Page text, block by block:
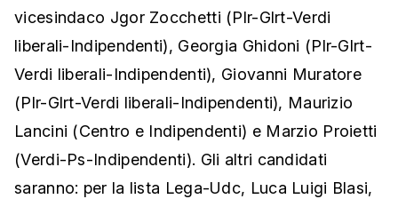
vicesindaco Jgor Zocchetti (Plr-Glrt-Verdi
liberali-Indipendenti), Georgia Ghidoni (Plr-Glrt-
Verdi liberali-Indipendenti), Giovanni Muratore
(Plr-Glrt-Verdi liberali-Indipendenti), Maurizio
Lancini (Centro e Indipendenti) e Marzio Proietti
(Verdi-Ps-Indipendenti). Gli altri candidati
saranno: per la lista Lega-Udc, Luca Luigi Blasi,